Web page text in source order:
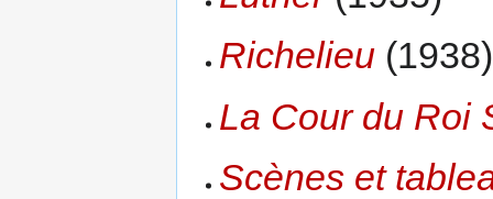
Richelieu (1938)
La Cour du Roi
Scènes et